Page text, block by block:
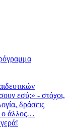
εσύ;» - στόχοι,
δράσεις
ο άλλος…